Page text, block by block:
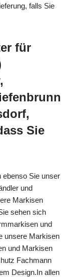
falls Sie
für
Sie
ebenso Sie unser
und
Markisen
sehen sich
und
unsere Markisen
und Markisen
Fachmann
Design.In allen